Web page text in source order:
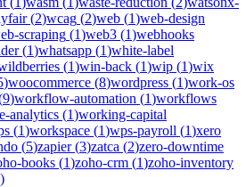
(2)wcag (2)web (1)web-design
scraping (1)web3 (1)webhooks
(1)whatsapp (1)white-label
(1)win-back (1)wip (1)wix
)woocommerce (8)wordpress (1)work-os
9)workflow-automation (1)workflows
analytics (1)working-capital
(1)workspace (1)wps-payroll (1)xero
(5)zapier(3)zatca (2)zero-downtime
books (1)zoho-crm (1)zoho-inventory
)